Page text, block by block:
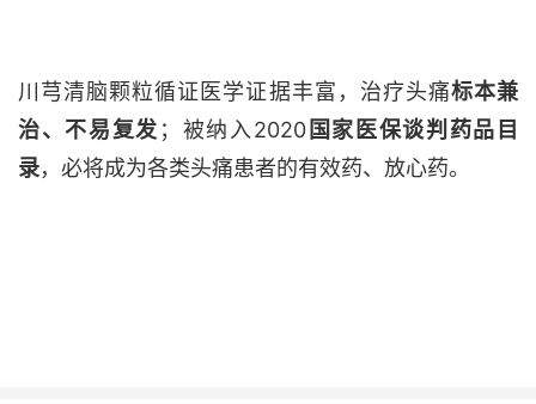
川芎清脑颗粒循证医学证据丰富，治疗头痛标本兼
治、不易复发 ；被纳入2020国家医保谈判药品目
录， 必将成为各类头痛患者的有效药、放心药。